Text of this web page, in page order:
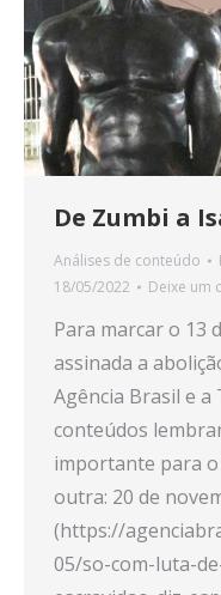
De Zumbi a
Análises de conteúdo
18/05/2022
Deixe um
Para marcar o 13
assinada a
Agência Brasil e
conteúdos
importante para
outra: 20 de
(https://
05/so-com-luta-